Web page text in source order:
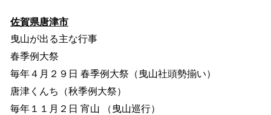
佐賀県唐津市
曳山が出る主な行事
春季例大祭
毎年４月２９日 春季例大祭（曳山社頭勢揃い）
唐津くんち（秋季例大祭）
毎年１１月２日 宵山 （曳山巡行）